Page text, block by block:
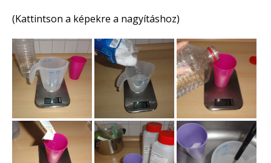
(Kattintson a képekre a nagyításhoz)